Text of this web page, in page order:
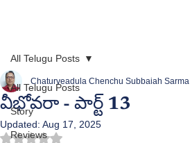
All Telugu Posts
Story
Reviews
All Telugu Posts
వీభోవరా - పార్ట్ 13
Chaturveadula Chenchu Subbaiah Sarma
Updated: Aug 17, 2025
Rated NaN out of 5 stars.